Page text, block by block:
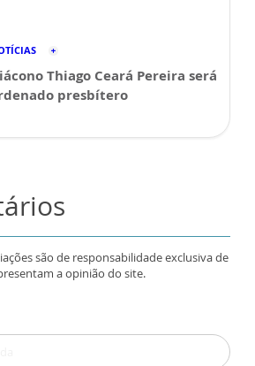
Thiago Ceará Pereira será
presbítero
são de responsabilidade exclusiva de
a opinião do site.